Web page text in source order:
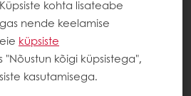
šokolaadi, hõrk
hoolikast koostisosade
kvaliteediga kakaoad
ja segatakse
kohta lisateabe
nende keelamise
küpsiste
"Nõustun kõigi küpsistega",
kasutamisega.